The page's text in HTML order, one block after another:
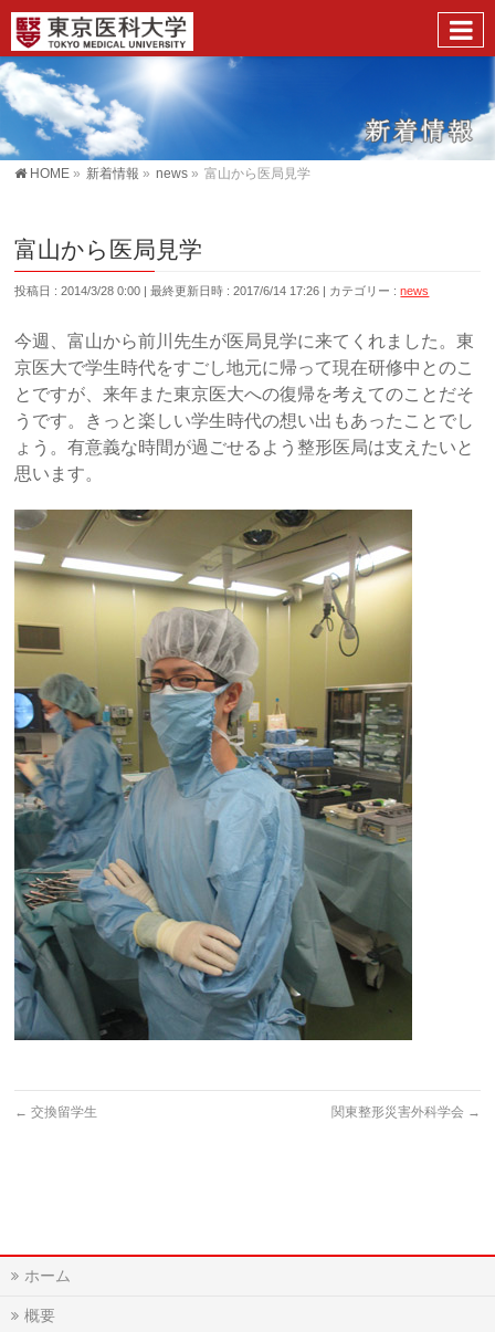
HOME » 新着情報 » news » 富山から医局見学
富山から医局見学
投稿日 : 2014/3/28 0:00 最終更新日時 : 2017/6/14 17:26 カテゴリー :news
今週、富山から前川先生が医局見学に来てくれました。東
京医大で学生時代をすごし地元に帰って現在研修中とのこ
とですが、来年また東京医大への復帰を考えてのことだそ
うです。きっと楽しい学生時代の想い出もあったことでし
ょう。有意義な時間が過ごせるよう整形医局は支えたいと
思います。
← 交換留学生 関東整形災害外科学会 →
ホーム
概要